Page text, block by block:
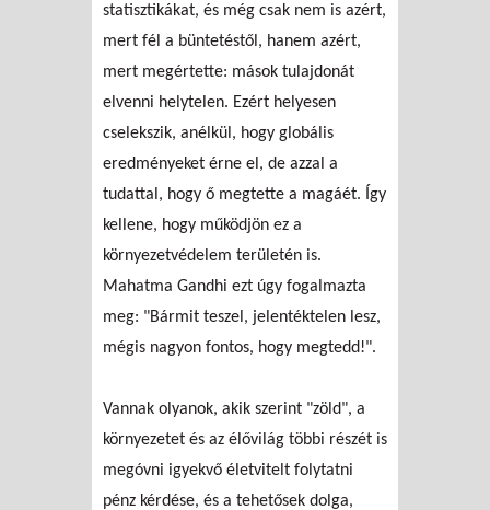
statisztikákat, és még csak nem is azért,
mert fél a büntetéstől, hanem azért,
mert megértette: mások tulajdonát
elvenni helytelen. Ezért helyesen
cselekszik, anélkül, hogy globális
eredményeket érne el, de azzal a
tudattal, hogy ő megtette a magáét. Így
kellene, hogy működjön ez a
környezetvédelem területén is.
Mahatma Gandhi ezt úgy fogalmazta
meg: "Bármit teszel, jelentéktelen lesz,
mégis nagyon fontos, hogy megtedd!".
Vannak olyanok, akik szerint "zöld", a
környezetet és az élővilág többi részét is
megóvni igyekvő életvitelt folytatni
pénz kérdése, és a tehetősek dolga,